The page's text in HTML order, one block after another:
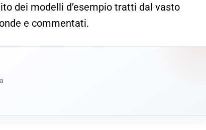
dei modelli d’esempio tratti dal vasto
e commentati.